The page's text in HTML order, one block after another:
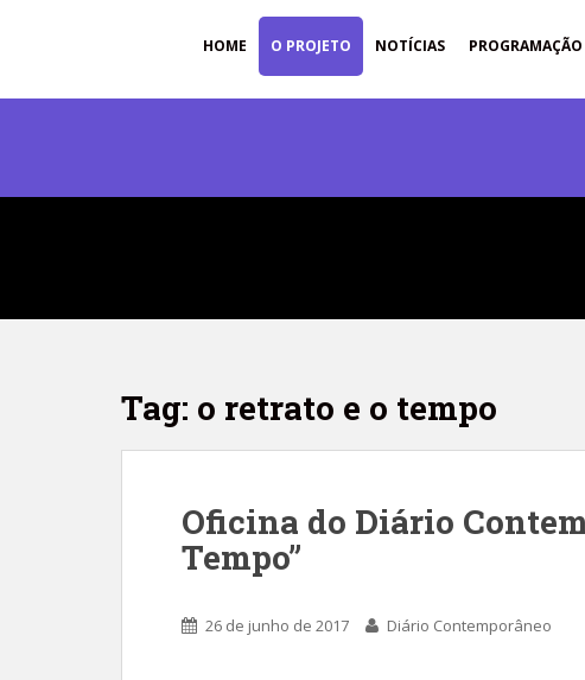
p
a
HOME O PROJETO NOTÍCIAS PROGRAMAÇÃO
Tag: o retrato e o tempo
Oficina do Diário
Tempo”
26 de junho de 2017 Diário Contemporâneo